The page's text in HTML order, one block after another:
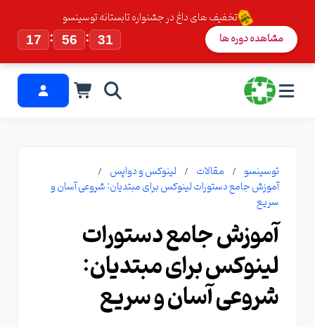
تخفیف های داغ در جشنواره تابستانه توسینسو
17
: 56 : 29 مشاهده دوره ها
توسینسو مقالات
لینوکس و دواپس
آموزش جامع دستورات لینوکس برای مبتدیان: شروعی آسان و
سریع
آموزش جامع دستورات
لینوکس برای مبتدیان:
شروعی آسان و سریع